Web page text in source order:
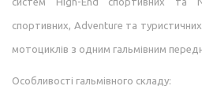
спортивних, Adventure та
мотоциклів з одним гальмівним
Особливості гальмівного складу: